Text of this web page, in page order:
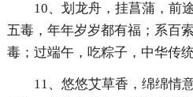
10、划龙舟，挂菖蒲，前
五毒，年年岁岁都有福；系百
毒；过端午，吃粽子，中华传
11、悠悠艾草香，绵绵情